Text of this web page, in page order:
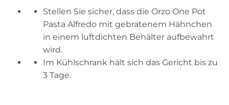
Stellen Sie sicher, dass die Orzo One Pot
Pasta Alfredo mit gebratenem Hähnchen
in einem luftdichten Behälter aufbewahrt
wird.
Im Kühlschrank hält sich das Gericht bis zu
3 Tage.